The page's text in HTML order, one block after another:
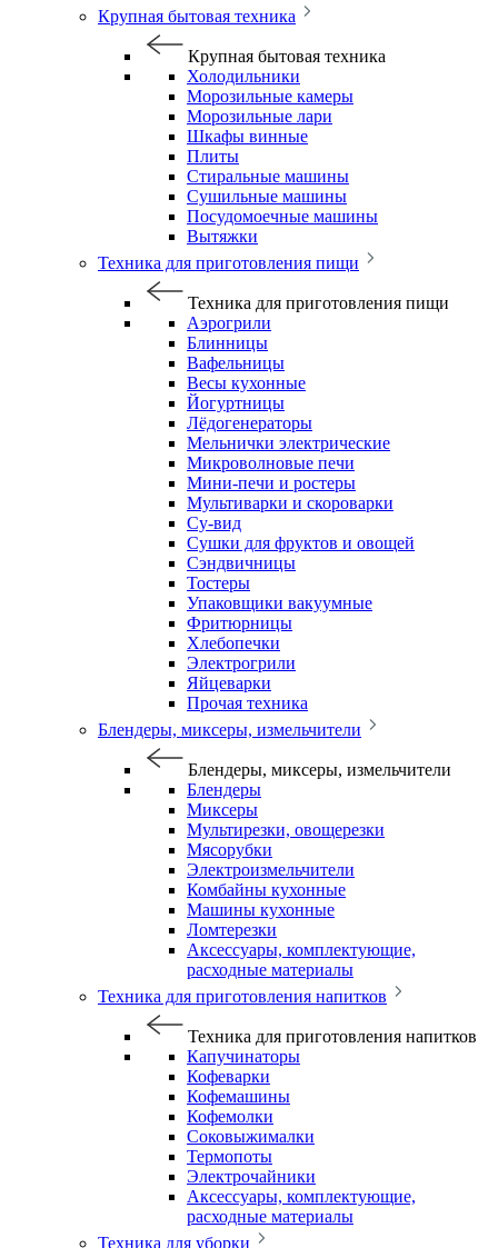
Крупная бытовая техника
Крупная бытовая техника
Холодильники
Морозильные камеры
Морозильные лари
Шкафы винные
Плиты
Стиральные машины
Сушильные машины
Посудомоечные машины
Вытяжки
Техника для приготовления пищи
Техника для приготовления пищи
Аэрогрили
Блинницы
Вафельницы
Весы кухонные
Йогуртницы
Лёдогенераторы
Мельнички электрические
Микроволновые печи
Мини-печи и ростеры
Мультиварки и скороварки
Су-вид
Сушки для фруктов и овощей
Сэндвичницы
Тостеры
Упаковщики вакуумные
Фритюрницы
Хлебопечки
Электрогрили
Яйцеварки
Прочая техника
Блендеры, миксеры, измельчители
Блендеры, миксеры, измельчители
Блендеры
Миксеры
Мультирезки, овощерезки
Мясорубки
Электроизмельчители
Комбайны кухонные
Машины кухонные
Ломтерезки
Аксессуары, комплектующие,
расходные материалы
Техника для приготовления напитков
Техника для приготовления напитков
Капучинаторы
Кофеварки
Кофемашины
Кофемолки
Соковыжималки
Термопоты
Электрочайники
Аксессуары, комплектующие,
расходные материалы
Техника для уборки